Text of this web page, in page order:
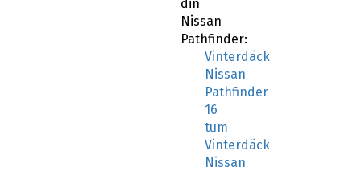
din
Nissan
Pathfinder:
Vinterdäck
Nissan
Pathfinder
16
tum
Vinterdäck
Nissan